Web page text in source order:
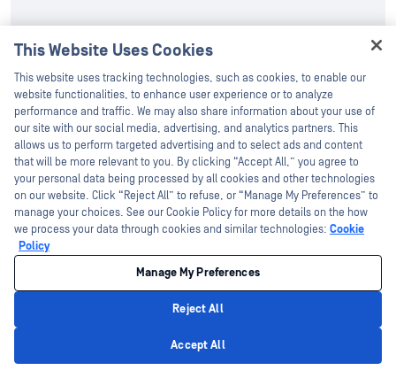
أغسطس 4 2026
المسلسل الوثائقي «Into the Breach»
OPSWATحول الأمن السيبراني يُعرض لأول
مرة عالميًا على يوتيوب في 8 أغسطس
أغسطس 3 2026
في Sandbox لعام 2026 الذي أجرته شركة
Adaptive Sandbox » من MetaDefender
منSandbox 95% من عينات البرامج الضارة
This Website Uses Cookies
This website uses tracking technologies, such as cookies, to enable our
website functionalities, to enhance user experience or to analyze
performance and traffic. We may also share information about your use of
our site with our social media, advertising, and analytics partners. This
allows us to perform targeted advertising and to select ads and content
that will be more relevant to you. By clicking “Accept All,” you agree to
your personal data being processed by all cookies and other technologies
on our website. Click “Reject All” to refuse, or “Manage My Preferences” to
manage your choices. See our Cookie Policy for more details on the how
we process your data through cookies and similar technologies: Cookie
Policy
Manage My Preferences
Reject All
Accept All
Hey there!
I'm Ozzy, your OPSWAT virtual assistant.
How can I help you secure what's critical
today?